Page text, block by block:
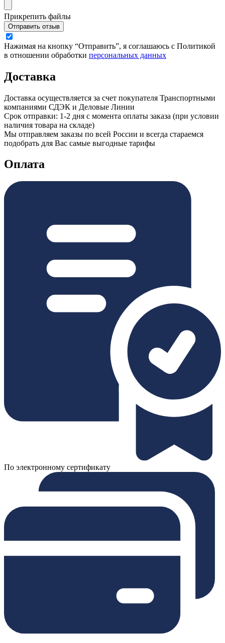
Прикрепить файлы
Отправить отзыв
Нажимая на кнопку “Отправить”, я соглашаюсь с Политикой
в отношении обработки персональных данных
Доставка
Доставка осуществляется за счет покупателя Транспортными
компаниями СДЭК и Деловые Линии
Срок отправки: 1-2 дня с момента оплаты заказа (при условии
наличия товара на складе)
Мы отправляем заказы по всей России и всегда стараемся
подобрать для Вас самые выгодные тарифы
Оплата
По электронному сертификату